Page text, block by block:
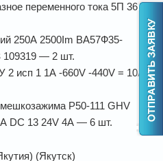
переменного тока 5П 36 30
250А 2500Im ВА57Ф35-
— 2 шт.
исп 1 1А -660V -440V = 10А
Р50-111 GHV
DC 13 24V 4А — 6 шт.
(Якутск)